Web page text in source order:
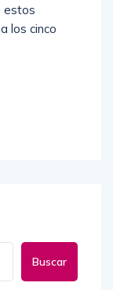
estos
los cinco
Buscar